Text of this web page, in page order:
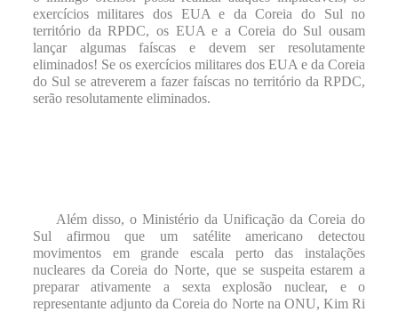
exercícios militares dos EUA e da Coreia do Sul no
território da RPDC, os EUA e a Coreia do Sul ousam
lançar algumas faíscas e devem ser resolutamente
eliminados! Se os exercícios militares dos EUA e da Coreia
do Sul se atreverem a fazer faíscas no território da RPDC,
serão resolutamente eliminados.
Além disso, o Ministério da Unificação da Coreia do
Sul afirmou que um satélite americano detectou
movimentos em grande escala perto das instalações
nucleares da Coreia do Norte, que se suspeita estarem a
preparar ativamente a sexta explosão nuclear, e o
representante adjunto da Coreia do Norte na ONU, Kim Ri